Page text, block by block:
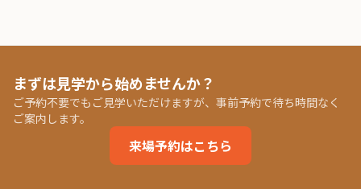
まずは見学から始めませんか？
ご予約不要でもご見学いただけますが、事前予約で待ち時間なく
ご案内します。
来場予約はこちら